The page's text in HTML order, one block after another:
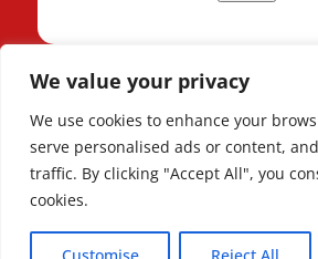
We value your privacy
We use cookies to enhance your
serve personalised ads or content,
traffic. By clicking "Accept All", you
cookies.
Todos os Direitos